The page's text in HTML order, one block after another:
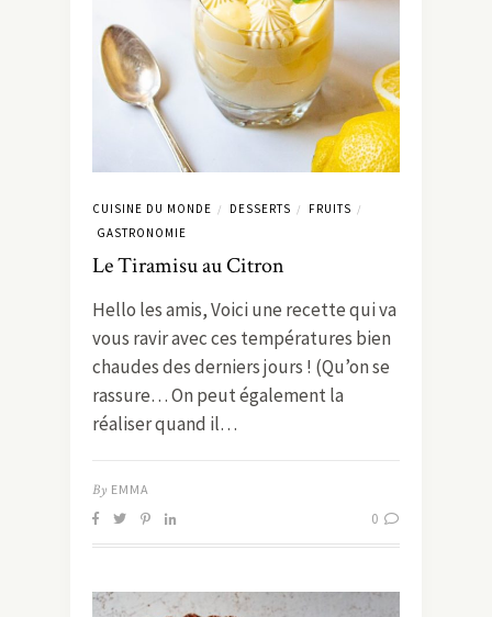
CUISINE DU MONDE / DESSERTS / FRUITS /
GASTRONOMIE
Le Tiramisu au Citron
Hello les amis, Voici une recette qui va
vous ravir avec ces températures bien
chaudes des derniers jours ! (Qu’on se
rassure… On peut également la
réaliser quand il…
By EMMA
0